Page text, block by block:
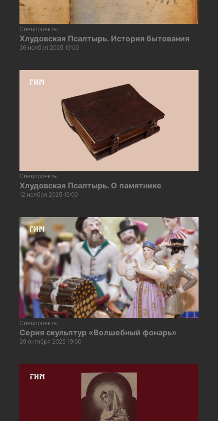
Спецпроекты
Хлудовская Псалтырь. История бытования
26 ноября 2025 19:00
Спецпроекты
Хлудовская Псалтырь. О памятнике
12 ноября 2025 19:00
Спецпроекты
Серия скульптур «Волшебный фонарь»
29 октября 2025 19:00